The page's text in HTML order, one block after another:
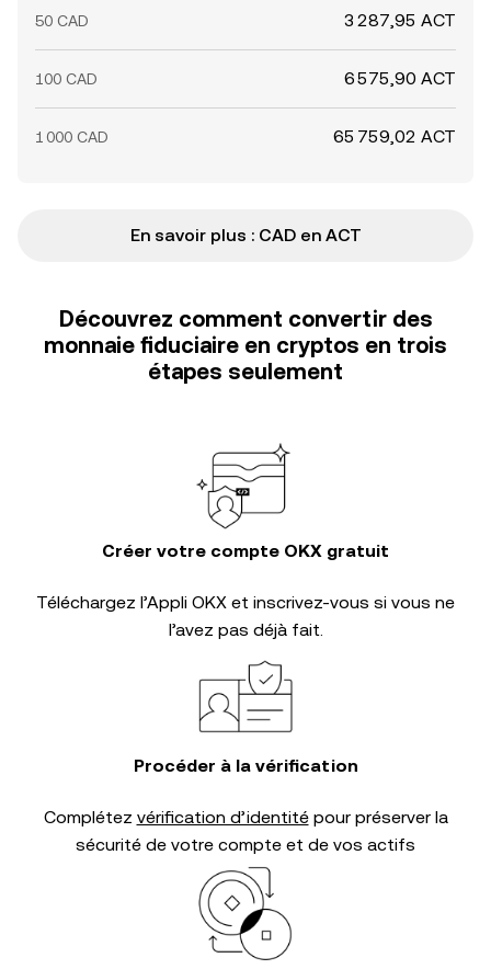
50 CAD 3 287,95 ACT
100 CAD 6 575,90 ACT
1 000 CAD 65 759,02 ACT
En savoir plus : CAD en ACT
Découvrez comment convertir des
monnaie fiduciaire en cryptos en trois
étapes seulement
Créer votre compte OKX gratuit
Téléchargez l’Appli OKX et inscrivez-vous si vous ne
l’avez pas déjà fait.
Procéder à la vérification
Complétez vérification d’identitépour préserver la
sécurité de votre compte et de vos actifs